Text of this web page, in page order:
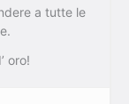
a tutte le
oro!